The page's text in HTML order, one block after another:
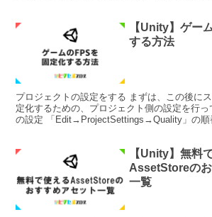
【Unity】ゲー
する方法
プロジェクトの設定をする まずは、この後に
定化するための、プロジェクト側の設定を行
の設定 「Edit→ProjectSettings→Quality」の順
【Unity】無料
AssetStoreの
一覧